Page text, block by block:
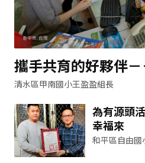
攜手共育的好夥伴
清水區甲南國小王盈盈組長
為有源頭
幸福來
和平區自由